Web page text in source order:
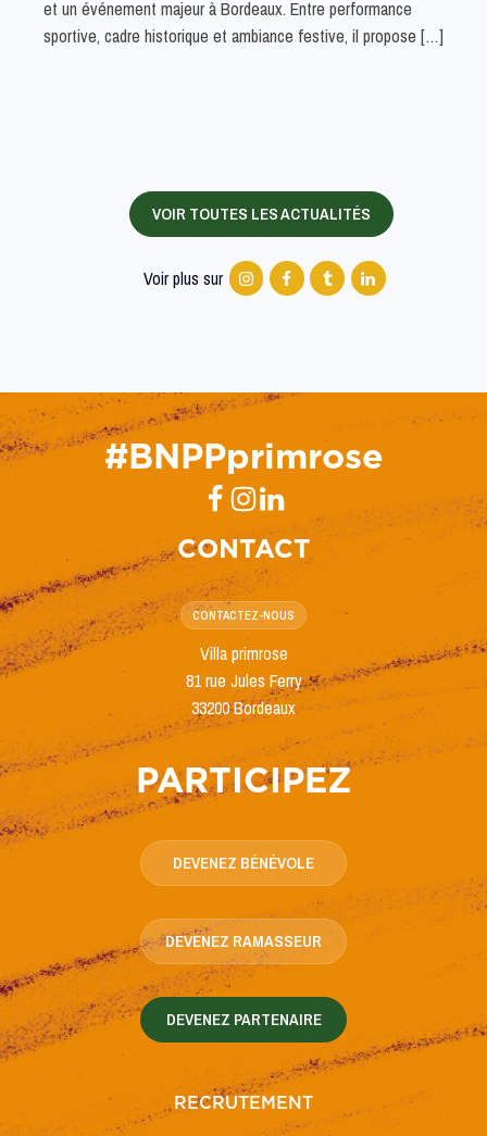
et un événement majeur à Bordeaux. Entre performance
sportive, cadre historique et ambiance festive, il propose […]
VOIR TOUTES LES ACTUALITÉS
Voir plus sur
#BNPPprimrose
CONTACT
CONTACTEZ-NOUS
Villa primrose
81 rue Jules Ferry
33200 Bordeaux
PARTICIPEZ
DEVENEZ BÉNÉVOLE
DEVENEZ RAMASSEUR
DEVENEZ PARTENAIRE
RECRUTEMENT